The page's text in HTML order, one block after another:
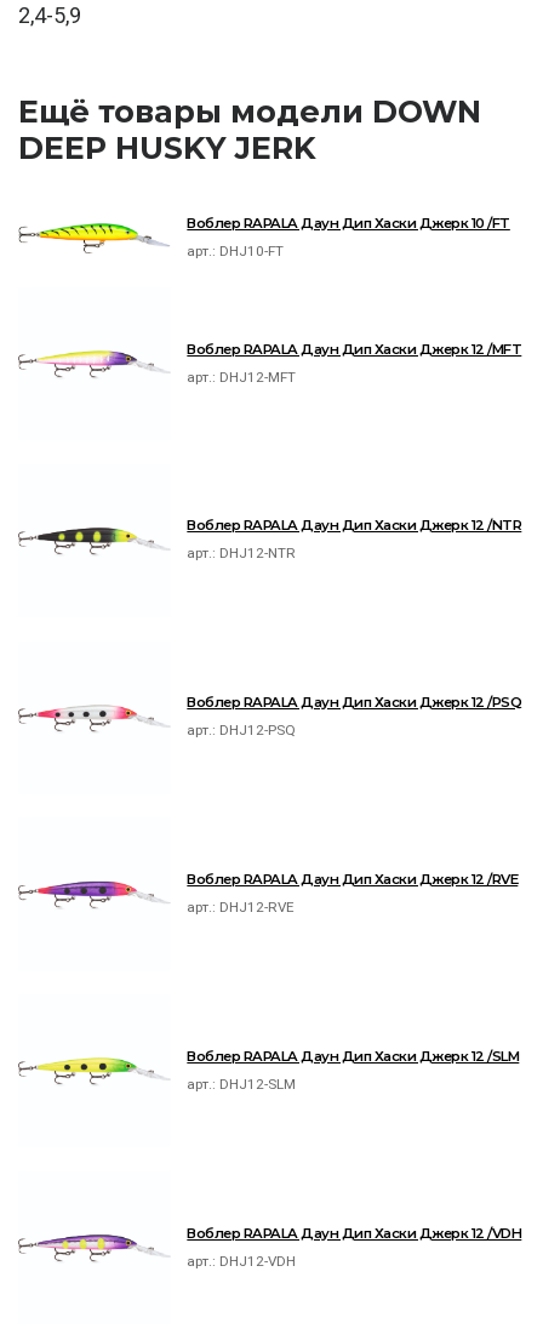
2,4-5,9
Ещё товары модели DOWN
DEEP HUSKY JERK
Воблер RAPALA Даун Дип Хаски Джерк 10 /FT
арт.: DHJ10-FT
Воблер RAPALA Даун Дип Хаски Джерк 12 /MFT
арт.: DHJ12-MFT
Воблер RAPALA Даун Дип Хаски Джерк 12 /NTR
арт.: DHJ12-NTR
Воблер RAPALA Даун Дип Хаски Джерк 12 /PSQ
арт.: DHJ12-PSQ
Воблер RAPALA Даун Дип Хаски Джерк 12 /RVE
арт.: DHJ12-RVE
Воблер RAPALA Даун Дип Хаски Джерк 12 /SLM
арт.: DHJ12-SLM
Воблер RAPALA Даун Дип Хаски Джерк 12 /VDH
арт.: DHJ12-VDH